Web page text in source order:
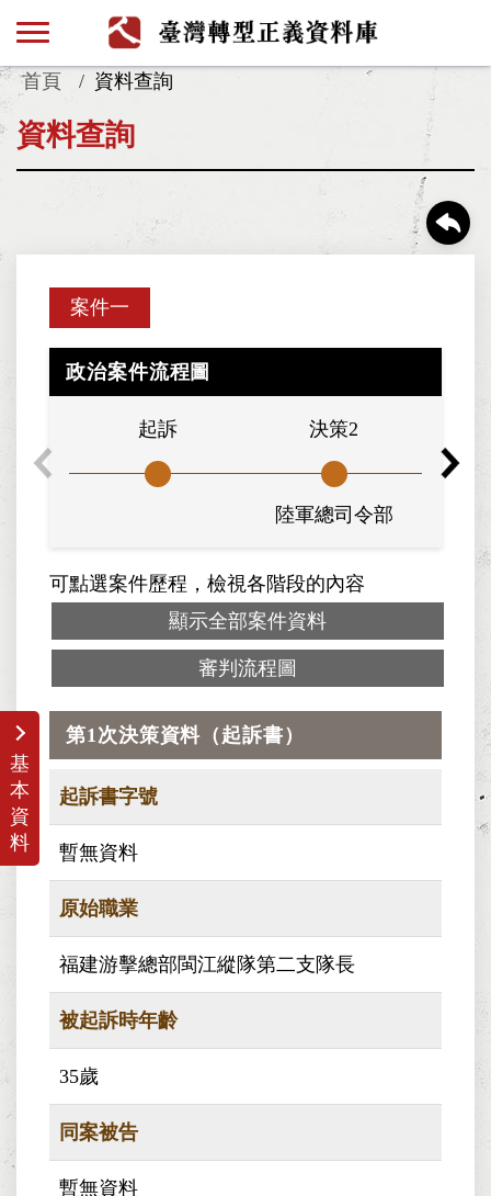
首頁 資料查詢
資料查詢
案件一
政治案件流程圖
起訴 決策2
陸軍總司令部
可點選案件歷程，檢視各階段的內容
顯示全部案件資料
審判流程圖
基
本
資
料
第1次決策資料（起訴書）
起訴書字號
暫無資料
原始職業
福建游擊總部閩江縱隊第二支隊長
被起訴時年齡
35歲
同案被告
暫無資料